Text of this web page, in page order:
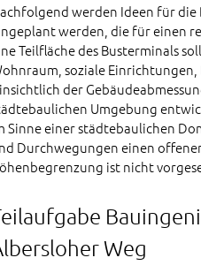
werden Ideen für
werden, die für einen
Teilfläche des Busterminals
soziale
der
Umgebung
Sinne einer städtebaulichen
Durchwegungen einen
ist nicht
Weg